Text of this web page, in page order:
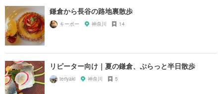
鎌倉から長谷の路地裏散歩
キーボー 神奈川 14
リピーター向け｜夏の鎌倉、ぷらっと半日散歩
teriyaki 神奈川 5